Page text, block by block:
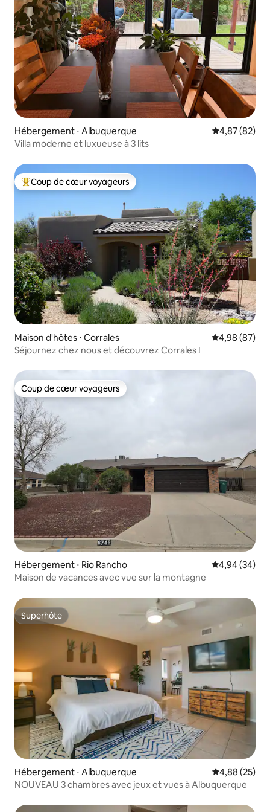
Hébergement ⋅ Albuquerque Évaluation
4,87 (82)
Villa moderne et luxueuse à 3 lits
Coups de cœur voyageurs les plus appréciés
Coup de cœur voyageurs
Maison d'hôtes ⋅ Corrales Évaluation
4,98 (87)
Séjournez chez nous et découvrez Corrales !
Coup de cœur voyageurs
Coup de cœur voyageurs
Hébergement ⋅ Rio Rancho Évaluation
4,94 (34)
Maison de vacances avec vue sur la montagne
Superhôte
Superhôte
Hébergement ⋅ Albuquerque Évaluation
4,88 (25)
NOUVEAU 3 chambres avec jeux et vues à Albuquerque